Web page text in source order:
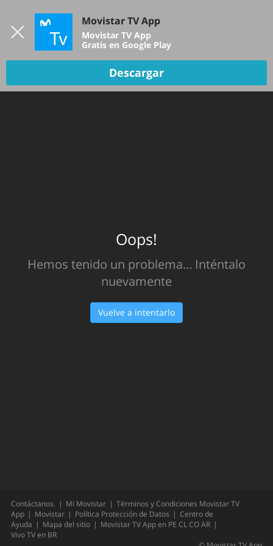
Oops!
Hemos tenido un problema... Inténtalo
nuevamente
Contáctanos. Mi Movistar
Términos y Condiciones Movistar TV
App
Movistar Política Protección de Datos
Centro de
Ayuda
Mapa del sitio Movistar TV App en PE CLCOAR
Vivo TV en BR
Movistar TV App
Movistar TV App
Gratis en Google Play
Descargar